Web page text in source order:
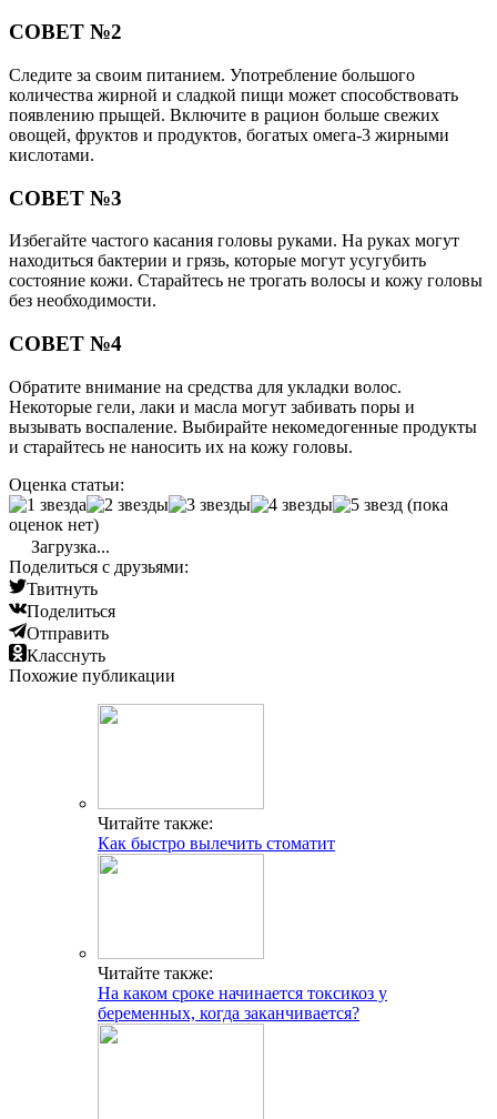
СОВЕТ №2
Следите за своим питанием. Употребление большого
количества жирной и сладкой пищи может способствовать
появлению прыщей. Включите в рацион больше свежих
овощей, фруктов и продуктов, богатых омега-3 жирными
кислотами.
СОВЕТ №3
Избегайте частого касания головы руками. На руках могут
находиться бактерии и грязь, которые могут усугубить
состояние кожи. Старайтесь не трогать волосы и кожу головы
без необходимости.
СОВЕТ №4
Обратите внимание на средства для укладки волос.
Некоторые гели, лаки и масла могут забивать поры и
вызывать воспаление. Выбирайте некомедогенные продукты
и старайтесь не наносить их на кожу головы.
Оценка статьи:
(пока
оценок нет)
Загрузка...
Поделиться с друзьями:
Твитнуть
Поделиться
Отправить
Класснуть
Похожие публикации
Читайте также:
Как быстро вылечить стоматит
Читайте также:
На каком сроке начинается токсикоз у
беременных, когда заканчивается?